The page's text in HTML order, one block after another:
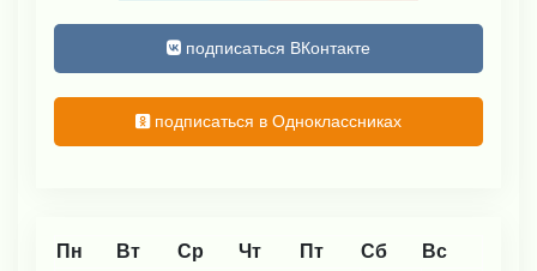
подписаться ВКонтакте
подписаться в Одноклассниках
Пн Вт Ср Чт Пт Сб Вс